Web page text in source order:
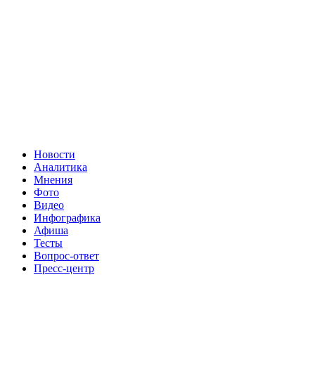
Новости
Аналитика
Мнения
Фото
Видео
Инфографика
Афиша
Тесты
Вопрос-ответ
Пресс-центр